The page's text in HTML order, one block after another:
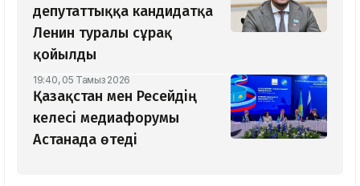
депутаттыққа кандидатқа
Ленин туралы сұрақ
қойылды
19:40, 05 Тамыз 2026
Қазақстан мен Ресейдің
келесі медиафорумы
Астанада өтеді